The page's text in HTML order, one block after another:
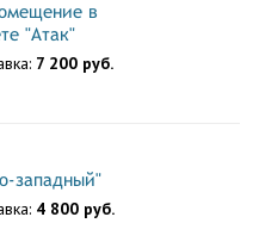
в
"Атак"
7 200 руб.
западный"
4 800 руб.